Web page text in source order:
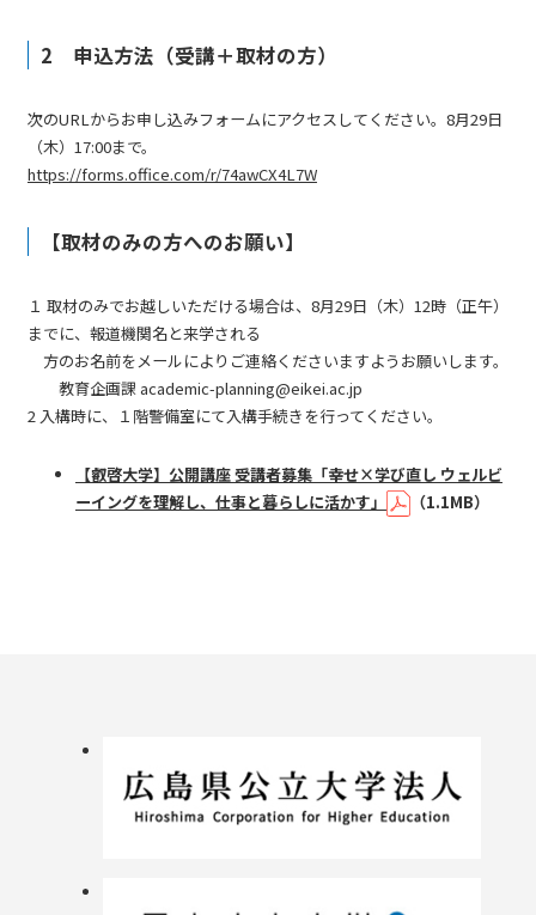
2 申込方法（受講＋取材の方）
次のURLからお申し込みフォームにアクセスしてください。8月29日
（木）17:00まで。
https://forms.office.com/r/74awCX4L7W
【取材のみの方へのお願い】
１ 取材のみでお越しいただける場合は、8月29日（木）12時（正午）
までに、報道機関名と来学される
方のお名前をメールによりご連絡くださいますようお願いします。
教育企画課 academic-planning@eikei.ac.jp
2 入構時に、１階警備室にて入構手続きを行ってください。
【叡啓大学】公開講座 受講者募集「幸せ×学び直し ウェルビ
ーイングを理解し、仕事と暮らしに活かす」
（1.1MB）